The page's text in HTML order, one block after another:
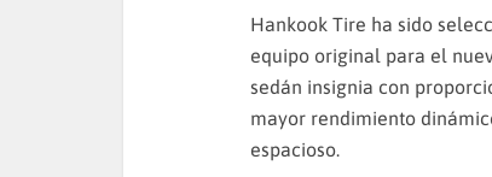
Hankook Tire ha sido
equipo original para el
sedán insignia con
mayor rendimiento
espacioso.